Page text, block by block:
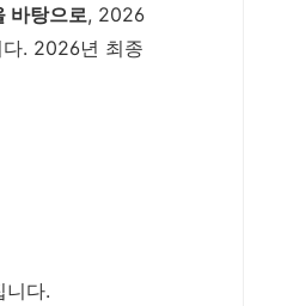
바탕으로, 2026
. 2026년 최종
니다.